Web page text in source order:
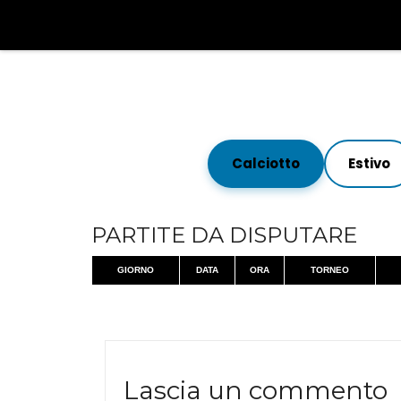
Calciotto Estivo
PARTITE DA DISPUTARE
GIORNO DATA ORA TORNEO
Lascia un commento